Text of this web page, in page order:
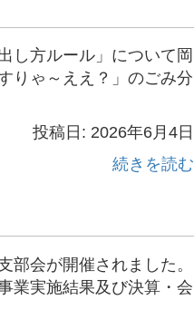
し方ルール」について岡
りゃ～ええ？」のごみ分
投稿日: 2026年6月4日
続きを読む
会が開催されました。
業実施結果及び決算・会